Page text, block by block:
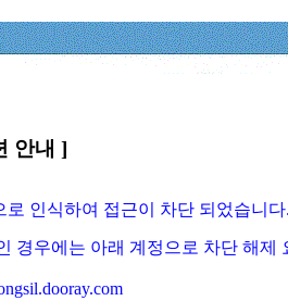
안내 ]
인식하여 접근이 차단 되었습니다.
경우에는 아래 계정으로 차단 해제